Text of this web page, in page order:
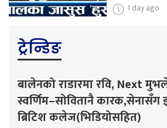
1 day ago
ट्रेन्डिङ
बालेनको राडारमा रवि, Next
स्वर्णिम–सोवितानै
ब्रिटिश कलेज(भिडियोसहित)